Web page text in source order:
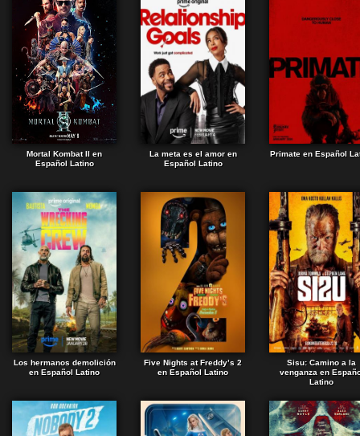
Mortal Kombat II en
Español Latino
La meta es el amor en
Español Latino
Primate en Español
Los hermanos demolición
en Español Latino
Five Nights at Freddy’s 2
en Español Latino
Sisu: Camino a la
venganza en
Latino